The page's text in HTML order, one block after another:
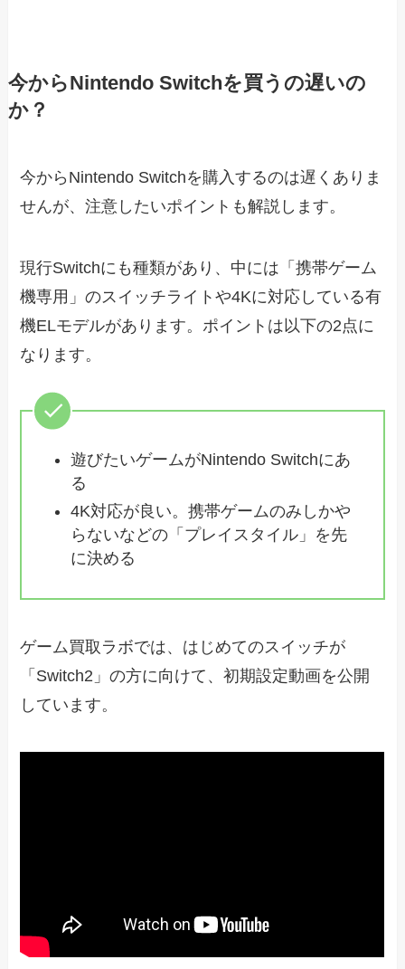
今からNintendo Switchを買うの遅いの
か？
今からNintendo Switchを購入するのは遅くありま
せんが、注意したいポイントも解説します。
現行Switchにも種類があり、中には「携帯ゲーム
機専用」のスイッチライトや4Kに対応している有
機ELモデルがあります。ポイントは以下の2点に
なります。
遊びたいゲームがNintendo Switchにあ
る
4K対応が良い。携帯ゲームのみしかや
らないなどの「プレイスタイル」を先
に決める
ゲーム買取ラボでは、はじめてのスイッチが
「Switch2」の方に向けて、初期設定動画を公開
しています。